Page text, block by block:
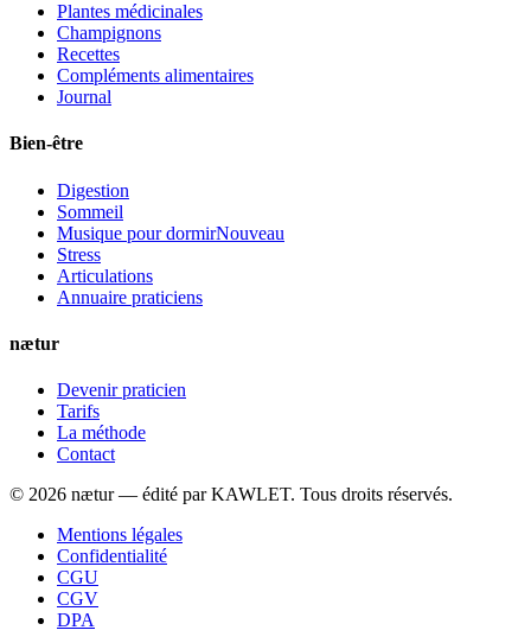
Plantes médicinales
Champignons
Recettes
Compléments alimentaires
Journal
Bien-être
Digestion
Sommeil
Musique pour dormirNouveau
Stress
Articulations
Annuaire praticiens
nætur
Devenir praticien
Tarifs
La méthode
Contact
© 2026 nætur — édité par KAWLET. Tous droits réservés.
Mentions légales
Confidentialité
CGU
CGV
DPA